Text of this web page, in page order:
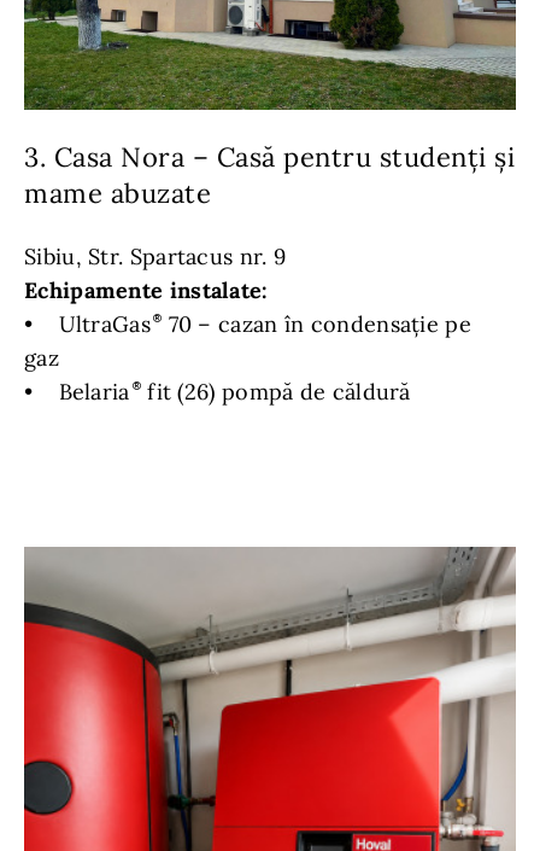
3. Casa Nora – Casă pentru studenți și
mame abuzate
Sibiu, Str. Spartacus nr. 9
Echipamente instalate:
• UltraGas
70 – cazan în condensație pe
gaz
• Belaria fit (26) pompă de căldură